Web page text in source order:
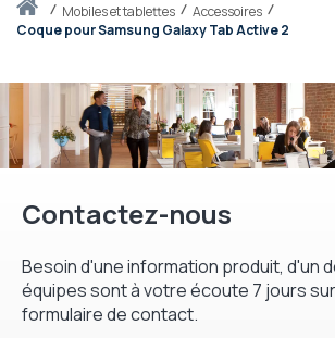
Accueilmobiles et tablettes
Accessoires
Coque pour Samsung Galaxy Tab Active 2
Contactez-nous
Besoin d'une information produit, d'un
équipes sont à votre écoute 7 jours sur
formulaire de contact.